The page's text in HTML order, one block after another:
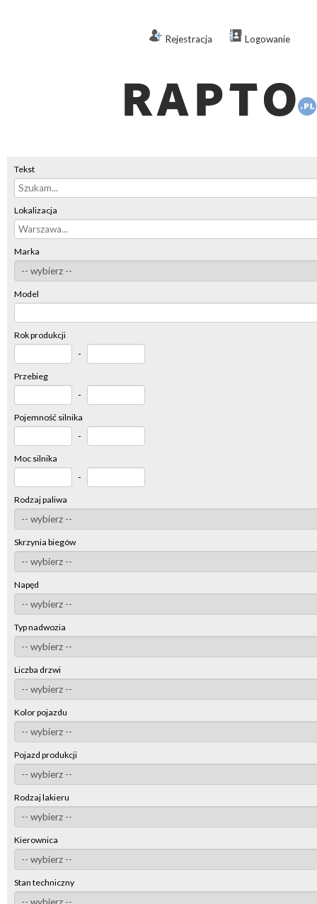
Rejestracja Logowanie
Tekst
Lokalizacja
Marka
Model
Rok produkcji
-
Przebieg
-
Pojemność silnika
-
Moc silnika
-
Rodzaj paliwa
Skrzynia biegów
Napęd
Typ nadwozia
Liczba drzwi
Kolor pojazdu
Pojazd produkcji
Rodzaj lakieru
Kierownica
Stan techniczny